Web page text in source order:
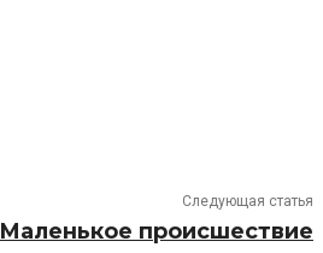
Следующая статья
Маленькое происшествие